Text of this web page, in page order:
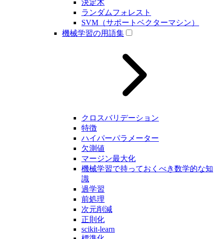
決定木
ランダムフォレスト
SVM（サポートベクターマシン）
機械学習の用語集
クロスバリデーション
特徴
ハイパーパラメーター
欠測値
マージン最大化
機械学習で持っておくべき数学的な知
識
過学習
前処理
次元削減
正則化
scikit-learn